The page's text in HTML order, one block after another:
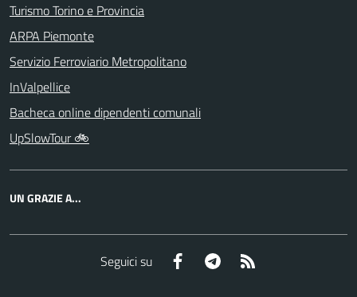
Turismo Torino e Provincia
ARPA Piemonte
Servizio Ferroviario Metropolitano
InValpellice
Bacheca online dipendenti comunali
UpSlowTour 🚲
UN GRAZIE A...
Seguici su Facebook Telegram